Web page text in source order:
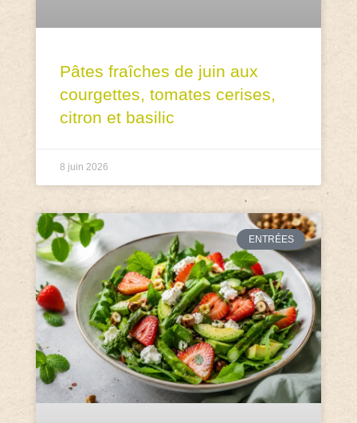
Pâtes fraîches de juin aux
courgettes, tomates cerises,
citron et basilic
8 juin 2026
ENTRÉES